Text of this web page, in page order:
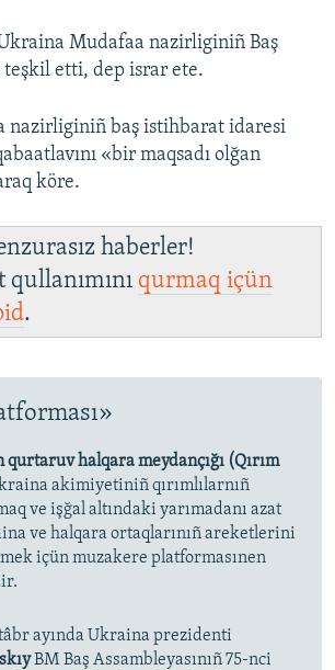
Mudafaa nazirliginiñ Baş
etti, dep israr ete.
nazirliginiñ baş istihbarat idaresi
«bir maqsadı olğan
köre.
haberler!
qullanımını qurmaq içün
.
qurtaruv halqara meydançığı (Qırım
akimiyetiniñ qırımlılarnıñ
ve işğal altındaki yarımadanı azat
ve halqara ortaqlarınıñ areketlerini
içün muzakere platformasınen
ayında Ukraina prezidenti
BM Baş Assambleyasınıñ 75-nci